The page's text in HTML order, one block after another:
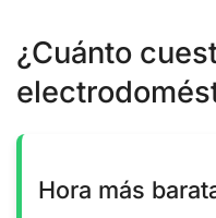
¿Cuánto
Hora más